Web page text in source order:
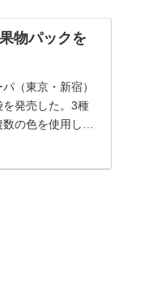
物パックを
（東京・新宿）
発売した。3種
の色を使用し